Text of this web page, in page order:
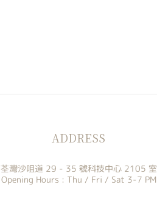
ADDRESS
荃灣沙咀道 29 - 35 號科技中心 2105 室
Opening Hours : Thu / Fri / Sat 3-7 PM